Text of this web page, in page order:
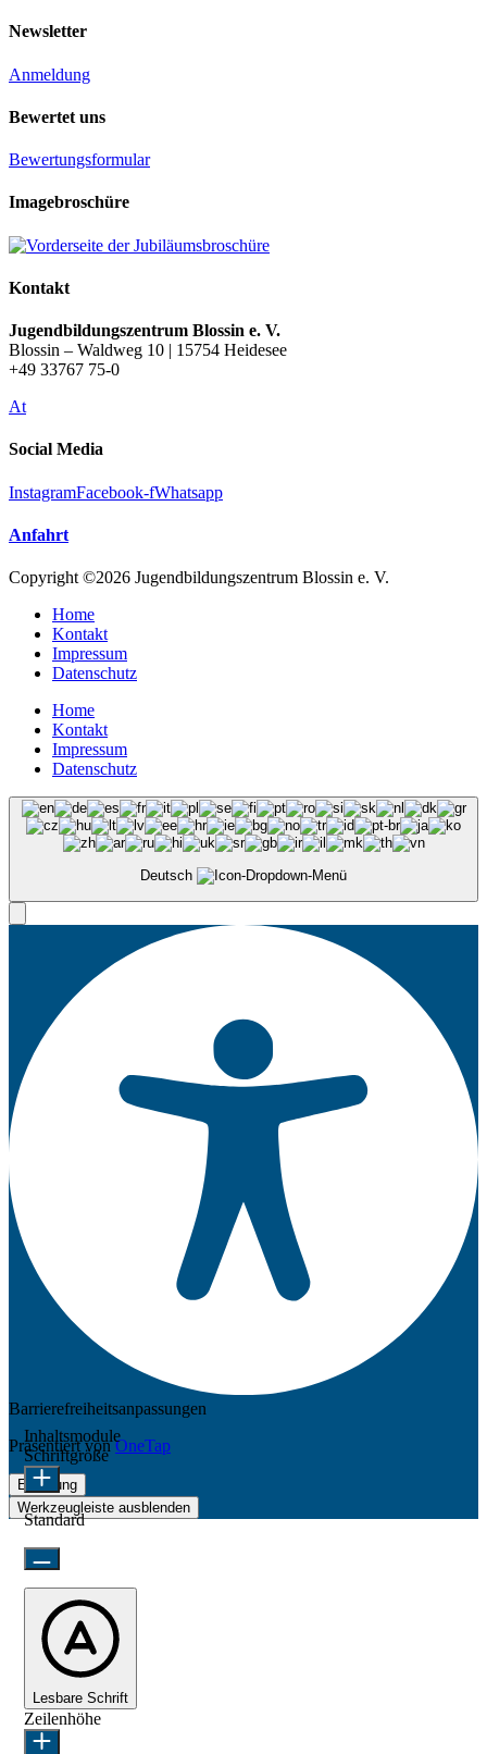
Newsletter
Anmeldung
Bewertet uns
Bewertungsformular
Imagebroschüre
Kontakt
Jugendbildungszentrum Blossin e. V.
Blossin – Waldweg 10 | 15754 Heidesee
+49 33767 75-0
At
Social Media
InstagramFacebook-fWhatsapp
Anfahrt
Copyright ©2026 Jugendbildungszentrum Blossin e. V.
Home
Kontakt
Impressum
Datenschutz
Home
Kontakt
Impressum
Datenschutz
Deutsch
Barrierefreiheitsanpassungen
Präsentiert vonOneTap
Erklärung
Werkzeugleiste ausblenden
Inhaltsmodule
Schriftgröße
Standard
Lesbare Schrift
Zeilenhöhe